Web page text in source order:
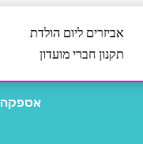
אביזרים ליום הולדת
תקנון חברי מועדון
אספקה